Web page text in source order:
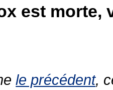
est morte,
le précédent,